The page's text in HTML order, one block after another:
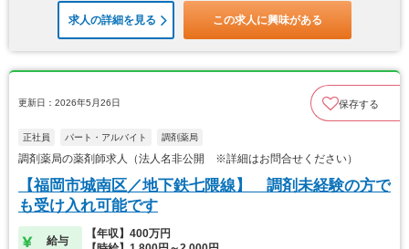
求人の詳細を見る この求人に興味がある
更新日：2026年5月26日 保存する
正社員 パート・アルバイト 調剤薬局
調剤薬局の薬剤師求人（法人名非公開 ※詳細はお問合せください）
【福岡市城南区／地下鉄七隈線】 調剤未経験の方で
も受け入れ可能です
給与
【年収】400万円